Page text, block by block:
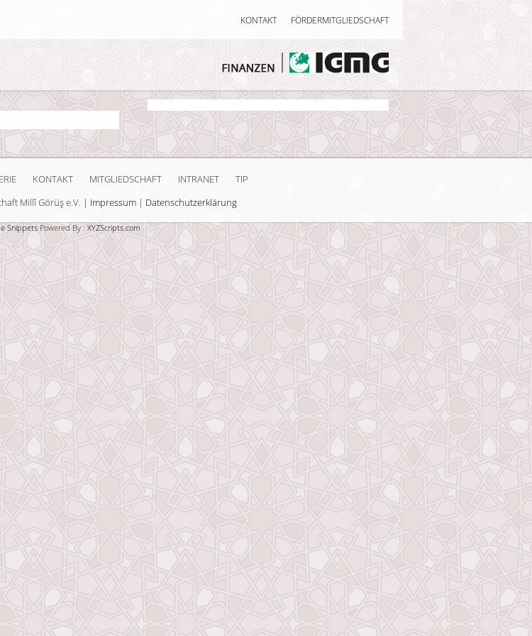
KONTAKT FÖRDERMITGLIEDSCHAFT
KONTAKT MITGLIEDSCHAFT INTRANET
TIP
Millî Görüş e.V. | Impressum | Datenschutzerklärung
Snippets Powered By : XYZScripts.com